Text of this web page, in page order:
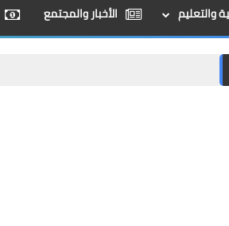
والتعليم الأخبار والمجتمع